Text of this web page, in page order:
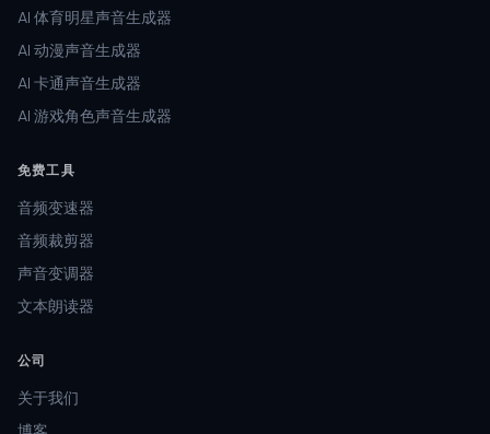
AI 体育明星声音生成器
AI 动漫声音生成器
AI 卡通声音生成器
AI 游戏角色声音生成器
免费工具
音频变速器
音频裁剪器
声音变调器
文本朗读器
公司
关于我们